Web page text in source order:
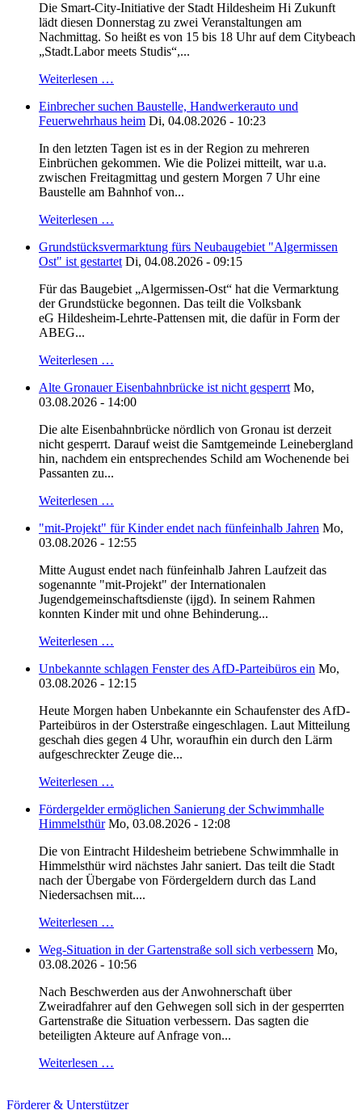
Die Smart-City-Initiative der Stadt Hildesheim Hi Zukunft
lädt diesen Donnerstag zu zwei Veranstaltungen am
Nachmittag. So heißt es von 15 bis 18 Uhr auf dem Citybeach
„Stadt.Labor meets Studis“,...
Weiterlesen …
Einbrecher suchen Baustelle, Handwerkerauto und
Feuerwehrhaus heim Di, 04.08.2026 - 10:23
In den letzten Tagen ist es in der Region zu mehreren
Einbrüchen gekommen. Wie die Polizei mitteilt, war u.a.
zwischen Freitagmittag und gestern Morgen 7 Uhr eine
Baustelle am Bahnhof von...
Weiterlesen …
Grundstücksvermarktung fürs Neubaugebiet "Algermissen
Ost" ist gestartet Di, 04.08.2026 - 09:15
Für das Baugebiet „Algermissen-Ost“ hat die Vermarktung
der Grundstücke begonnen. Das teilt die Volksbank
eG Hildesheim-Lehrte-Pattensen mit, die dafür in Form der
ABEG...
Weiterlesen …
Alte Gronauer Eisenbahnbrücke ist nicht gesperrt Mo,
03.08.2026 - 14:00
Die alte Eisenbahnbrücke nördlich von Gronau ist derzeit
nicht gesperrt. Darauf weist die Samtgemeinde Leinebergland
hin, nachdem ein entsprechendes Schild am Wochenende bei
Passanten zu...
Weiterlesen …
"mit-Projekt" für Kinder endet nach fünfeinhalb Jahren Mo,
03.08.2026 - 12:55
Mitte August endet nach fünfeinhalb Jahren Laufzeit das
sogenannte "mit-Projekt" der Internationalen
Jugendgemeinschaftsdienste (ijgd). In seinem Rahmen
konnten Kinder mit und ohne Behinderung...
Weiterlesen …
Unbekannte schlagen Fenster des AfD-Parteibüros ein Mo,
03.08.2026 - 12:15
Heute Morgen haben Unbekannte ein Schaufenster des AfD-
Parteibüros in der Osterstraße eingeschlagen. Laut Mitteilung
geschah dies gegen 4 Uhr, woraufhin ein durch den Lärm
aufgeschreckter Zeuge die...
Weiterlesen …
Fördergelder ermöglichen Sanierung der Schwimmhalle
Himmelsthür Mo, 03.08.2026 - 12:08
Die von Eintracht Hildesheim betriebene Schwimmhalle in
Himmelsthür wird nächstes Jahr saniert. Das teilt die Stadt
nach der Übergabe von Fördergeldern durch das Land
Niedersachsen mit....
Weiterlesen …
Weg-Situation in der Gartenstraße soll sich verbessern Mo,
03.08.2026 - 10:56
Nach Beschwerden aus der Anwohnerschaft über
Zweiradfahrer auf den Gehwegen soll sich in der gesperrten
Gartenstraße die Situation verbessern. Das sagten die
beteiligten Akteure auf Anfrage von...
Weiterlesen …
Förderer & Unterstützer